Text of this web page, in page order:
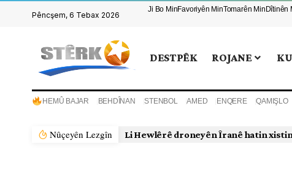
Pêncşem, 6 Tebax 2026
Ji Bo MinFavoriyên MinTomarên Min Dîtinên
DESTPÊK ROJANE
HEMÛ BAJAR BEHDÎNAN STENBOL AMED ENQERE QAMIŞLO
Nûçeyên Lezgîn Li Hewlêrê droneyên Îranê hatin xistin